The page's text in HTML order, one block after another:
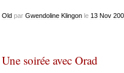
Oldpar Gwendoline Klingonle 13 Nov
Une soirée avec Orad